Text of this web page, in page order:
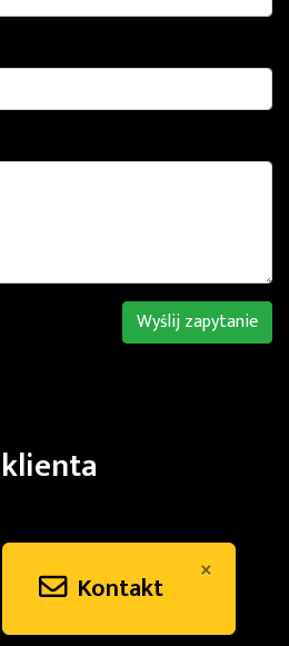
Wyślij zapytanie
×
Kontakt